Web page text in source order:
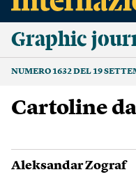
Graphic
NUMERO 1632 DEL 19
Cartoline
Aleksandar Zograf